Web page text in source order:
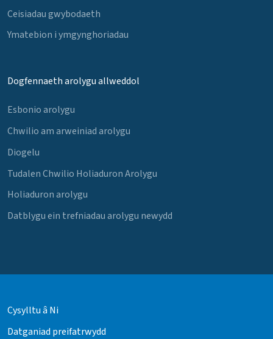
Ceisiadau gwybodaeth
Ymatebion i ymgynghoriadau
Dogfennaeth arolygu allweddol
Esbonio arolygu
Chwilio am arweiniad arolygu
Diogelu
Tudalen Chwilio Holiaduron Arolygu
Holiaduron arolygu
Datblygu ein trefniadau arolygu newydd
Cysylltu â Ni
Datganiad preifatrwydd